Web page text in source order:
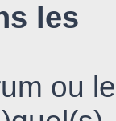
les
ou